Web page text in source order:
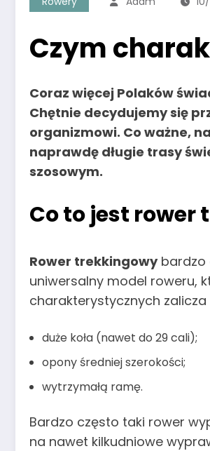
Czym
Coraz więcej Polaków
Chętnie decydujemy się
organizmowi. Co ważne,
naprawdę długie trasy
szosowym.
Co to jest rower
Rower trekkingowybardzo
uniwersalny model roweru,
charakterystycznych
duże koła (nawet do 29 cali);
opony średniej szerokości;
wytrzymałą ramę.
Bardzo często taki rower
na nawet kilkudniowe